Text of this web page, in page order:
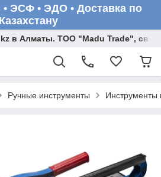
ЭСФ • ЭДО • Доставка по
Казахстану
в Алматы. ТОО "Madu Trade",
Ручные инструменты Инструменты